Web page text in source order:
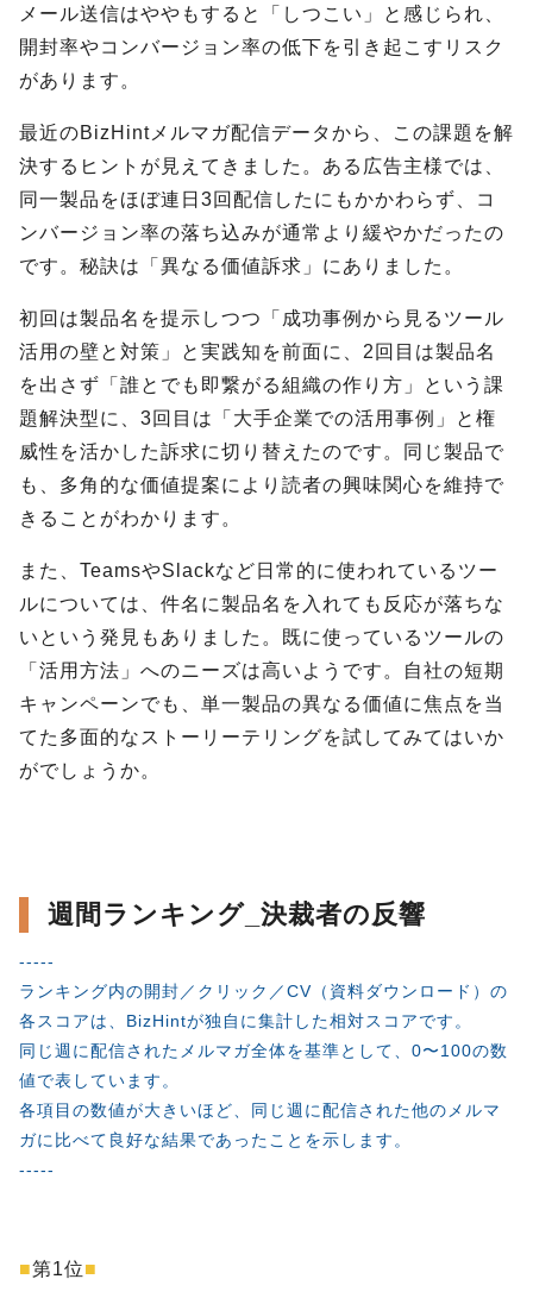
メール送信はややもすると「しつこい」と感じられ、
開封率やコンバージョン率の低下を引き起こすリスク
があります。
最近のBizHintメルマガ配信データから、この課題を解
決するヒントが見えてきました。ある広告主様では、
同一製品をほぼ連日3回配信したにもかかわらず、コ
ンバージョン率の落ち込みが通常より緩やかだったの
です。秘訣は「異なる価値訴求」にありました。
初回は製品名を提示しつつ「成功事例から見るツール
活用の壁と対策」と実践知を前面に、2回目は製品名
を出さず「誰とでも即繋がる組織の作り方」という課
題解決型に、3回目は「大手企業での活用事例」と権
威性を活かした訴求に切り替えたのです。同じ製品で
も、多角的な価値提案により読者の興味関心を維持で
きることがわかります。
また、TeamsやSlackなど日常的に使われているツー
ルについては、件名に製品名を入れても反応が落ちな
いという発見もありました。既に使っているツールの
「活用方法」へのニーズは高いようです。自社の短期
キャンペーンでも、単一製品の異なる価値に焦点を当
てた多面的なストーリーテリングを試してみてはいか
がでしょうか。
週間ランキング_決裁者の反響
-----
ランキング内の開封／クリック／CV（資料ダウンロード）の
各スコアは、BizHintが独自に集計した相対スコアです。
同じ週に配信されたメルマガ全体を基準として、0〜100の数
値で表しています。
各項目の数値が大きいほど、同じ週に配信された他のメルマ
ガに比べて良好な結果であったことを示します。
-----
■第1位■